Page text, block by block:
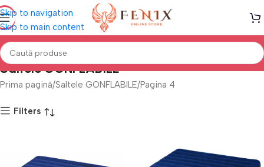
Skip to navigation
Skip to main content
Saltele GONFLABILE
Prima pagină Saltele GONFLABILE Pagina 4
Filters